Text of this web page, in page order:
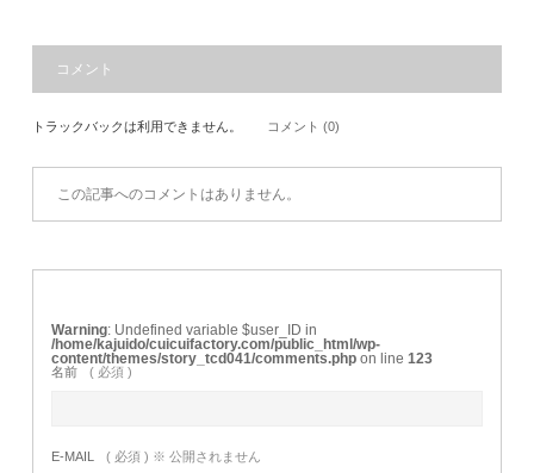
コメント
トラックバックは利用できません。 コメント (0)
この記事へのコメントはありません。
Warning : Undefined variable $user_ID in
/home/kajuido/cuicuifactory.com/public_html/wp-
content/themes/story_tcd041/comments.php on line123
名前 ( 必須 )
E-MAIL ( 必須 ) ※ 公開されません